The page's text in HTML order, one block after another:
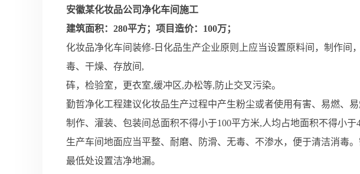
安徽某化妆品公司净化车间施工
建筑面积：280平方；项目造价：100万；
化妆品净化车间装修-日化品生产企业原则上应当设置原料间，制作间
毒、干燥、存放间,
砗，检验室，更衣室,缓冲区,办松等,防止交叉污染。
勤哲净化工程建议化妆品生产过程中产生粉尘或者使用有害、易燃、
制作、灌装、包装间总面积不得小于100平方米,人均占地面积不得小于
生产车间地面应当平整、耐磨、防滑、无毒、不渗水，便于清洁消毒
最低处设置洁净地漏。